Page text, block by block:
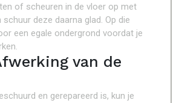
of scheuren in de vloer op met
deze daarna glad. Op die
een egale ondergrond voordat je
van de
en gerepareerd is, kun je